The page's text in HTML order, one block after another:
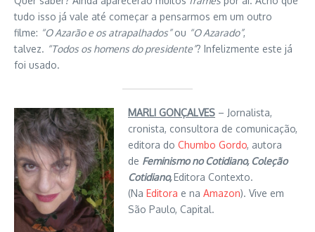
tudo isso já vale até começar a pensarmos em um outro
filme: “O Azarão e os atrapalhados”ou “O Azarado”,
talvez. “Todos os homens do presidente”? Infelizmente este já
foi usado.
MARLI GONÇALVES – Jornalista,
cronista, consultora de comunicação,
editora do Chumbo Gordo, autora
de Feminismo no Cotidiano, Coleção
Cotidiano,Editora Contexto.
(Na Editora e na Amazon). Vive em
São Paulo, Capital.